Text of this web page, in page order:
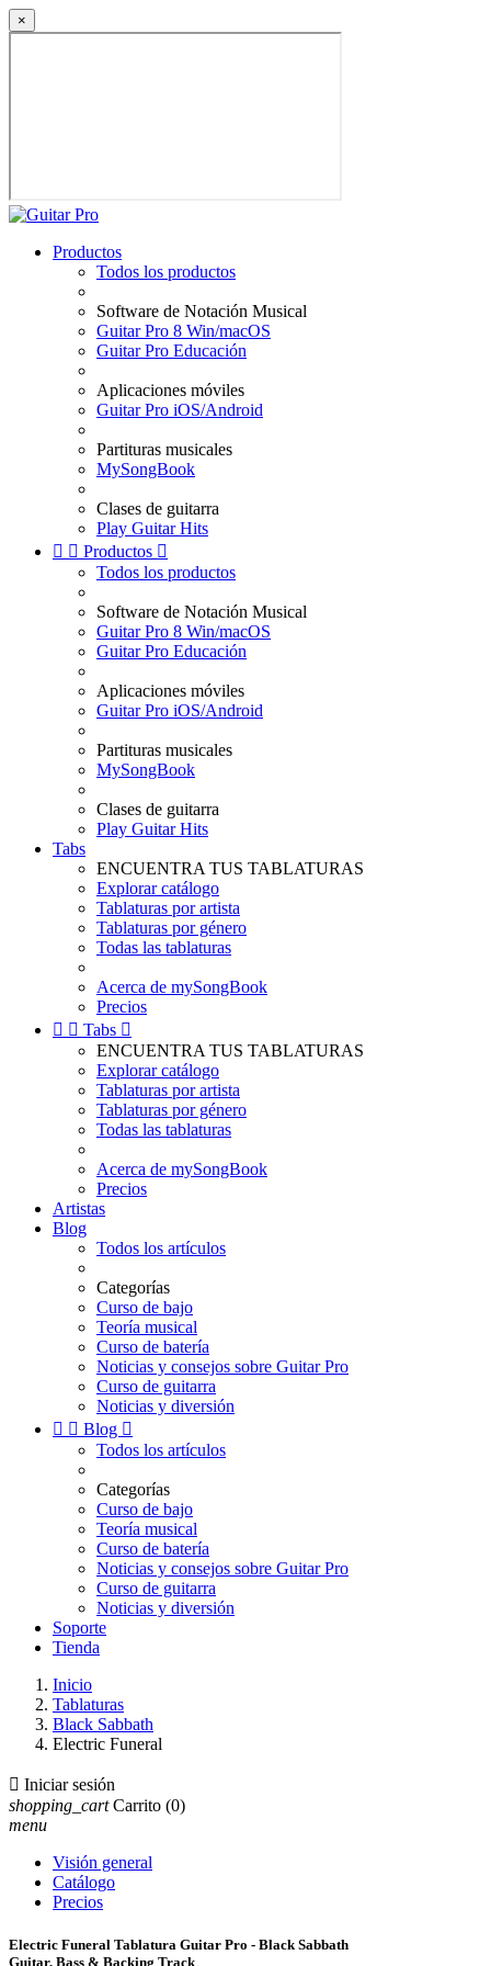
×
Productos
Todos los productos
Software de Notación Musical
Guitar Pro 8 Win/macOS
Guitar Pro Educación
Aplicaciones móviles
Guitar Pro iOS/Android
Partituras musicales
MySongBook
Clases de guitarra
Play Guitar Hits
  Productos 
Todos los productos
Software de Notación Musical
Guitar Pro 8 Win/macOS
Guitar Pro Educación
Aplicaciones móviles
Guitar Pro iOS/Android
Partituras musicales
MySongBook
Clases de guitarra
Play Guitar Hits
Tabs
ENCUENTRA TUS TABLATURAS
Explorar catálogo
Tablaturas por artista
Tablaturas por género
Todas las tablaturas
Acerca de mySongBook
Precios
  Tabs 
ENCUENTRA TUS TABLATURAS
Explorar catálogo
Tablaturas por artista
Tablaturas por género
Todas las tablaturas
Acerca de mySongBook
Precios
Artistas
Blog
Todos los artículos
Categorías
Curso de bajo
Teoría musical
Curso de batería
Noticias y consejos sobre Guitar Pro
Curso de guitarra
Noticias y diversión
  Blog 
Todos los artículos
Categorías
Curso de bajo
Teoría musical
Curso de batería
Noticias y consejos sobre Guitar Pro
Curso de guitarra
Noticias y diversión
Soporte
Tienda
Inicio
Tablaturas
Black Sabbath
Electric Funeral
 Iniciar sesión
shopping_cart Carrito (0)
menu
Visión general
Catálogo
Precios
Electric Funeral Tablatura Guitar Pro - Black Sabbath
Guitar, Bass & Backing Track